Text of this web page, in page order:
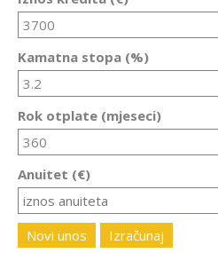
Kamatna stopa (%)
Rok otplate (mjeseci)
Anuitet (€)
Novi unos Izračunaj